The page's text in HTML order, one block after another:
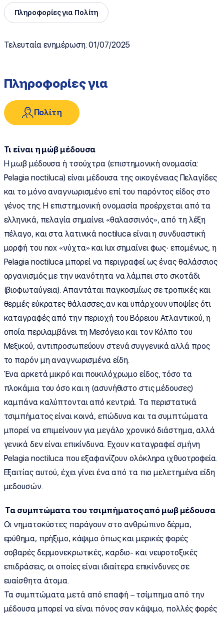
Πληροφορίες για Πολίτη
Τελευταία ενημέρωση: 01/07/2025
Πληροφορίες για
Πολίτη
Τι είναι η μώβ μέδουσα
Η μωβ μέδουσα ή τσούχτρα (επιστημονική ονομασία:
Pelagia noctiluca) είναι μέδουσα της οικογένειας Πελαγίδες
και το μόνο αναγνωρισμένο επί του παρόντος είδος στο
γένος της. Η επιστημονική ονομασία προέρχεται από τα
ελληνικά, πελαγία σημαίνει «θαλασσινός», από τη λέξη
πέλαγο, και στα λατινικά noctiluca είναι η συνδυαστική
μορφή του nox «νύχτα» και lux σημαίνει φως· επομένως, η
Pelagia noctiluca μπορεί να περιγραφεί ως ένας θαλάσσιος
οργανισμός με την ικανότητα να λάμπει στο σκοτάδι
(βιοφωταύγεια). Απαντάται παγκοσμίως σε τροπικές και
θερμές εύκρατες θάλασσες,αν και υπάρχουν υποψίες ότι
καταγραφές από την περιοχή του Βόρειου Ατλαντικού, η
οποία περιλαμβάνει τη Μεσόγειο και τον Κόλπο του
Μεξικού, αντιπροσωπεύουν στενά συγγενικά αλλά προς
το παρόν μη αναγνωρισμένα είδη.
Ένα αρκετά μικρό και ποικιλόχρωμο είδος, τόσο τα
πλοκάμια του όσο και η (ασυνήθιστο στις μέδουσες)
καμπάνα καλύπτονται από κεντριά. Τα περιστατικά
τσιμπήματος είναι κοινά, επώδυνα και τα συμπτώματα
μπορεί να επιμείνουν για μεγάλο χρονικό διάστημα, αλλά
γενικά δεν είναι επικίνδυνα. Εχουν καταγραφεί σμήνη
Pelagia noctiluca που εξαφανίζουν ολόκληρα ιχθυοτροφεία.
Εξαιτίας αυτού, έχει γίνει ένα από τα πιο μελετημένα είδη
μεδουσών.
Τα συμπτώματα του τσιμπήματος από μωβ μέδουσα
Οι νηματοκύστες παράγουν στο ανθρώπινο δέρμα,
ερύθημα, πρήξιμο, κάψιμο όπως και μερικές φορές
σοβαρές δερμονεκρωτικές, καρδιο- και νευροτοξικές
επιδράσεις, οι οποίες είναι ιδιαίτερα επικίνδυνες σε
ευαίσθητα άτομα.
Τα συμπτώματα μετά από επαφή – τσίμπημα από την
μέδουσα μπορεί να είναι πόνος σαν κάψιμο, πολλές φορές